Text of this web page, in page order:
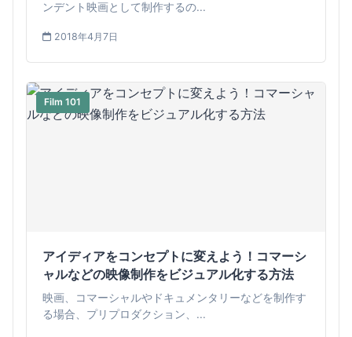
ンデント映画として制作するの...
2018年4月7日
Film 101
アイディアをコンセプトに変えよう！コマーシ
ャルなどの映像制作をビジュアル化する方法
映画、コマーシャルやドキュメンタリーなどを制作す
る場合、プリプロダクション、...